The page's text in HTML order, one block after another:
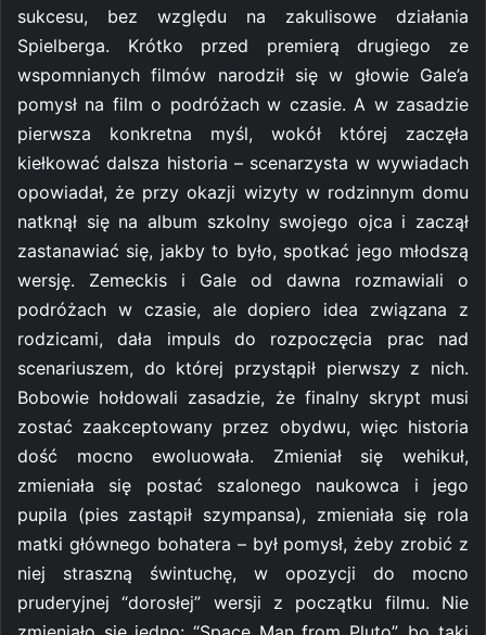
sukcesu, bez względu na zakulisowe działania
Spielberga. Krótko przed premierą drugiego ze
wspomnianych filmów narodził się w głowie Gale’a
pomysł na film o podróżach w czasie. A w zasadzie
pierwsza konkretna myśl, wokół której zaczęła
kiełkować dalsza historia – scenarzysta w wywiadach
opowiadał, że przy okazji wizyty w rodzinnym domu
natknął się na album szkolny swojego ojca i zaczął
zastanawiać się, jakby to było, spotkać jego młodszą
wersję. Zemeckis i Gale od dawna rozmawiali o
podróżach w czasie, ale dopiero idea związana z
rodzicami, dała impuls do rozpoczęcia prac nad
scenariuszem, do której przystąpił pierwszy z nich.
Bobowie hołdowali zasadzie, że finalny skrypt musi
zostać zaakceptowany przez obydwu, więc historia
dość mocno ewoluowała. Zmieniał się wehikuł,
zmieniała się postać szalonego naukowca i jego
pupila (pies zastąpił szympansa), zmieniała się rola
matki głównego bohatera – był pomysł, żeby zrobić z
niej straszną świntuchę, w opozycji do mocno
pruderyjnej “dorosłej” wersji z początku filmu. Nie